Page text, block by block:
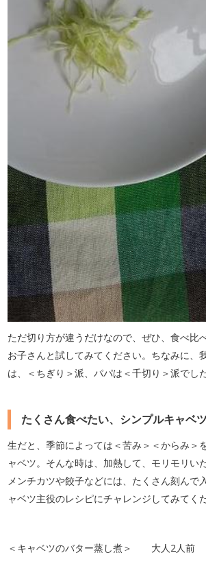
ただ切り方が違うだけなので、ぜひ、食べ比
お子さんと試してみてください。ちなみに、
は、＜ちぎり＞派、パパは＜千切り＞派でした
たくさん食べたい、シンプルキャベ
生だと、季節によっては＜苦み＞＜からみ＞
ャベツ。そんな時は、加熱して、モリモリい
メンチカツや餃子などには、たくさん刻んで
ャベツ主役のレシピにチャレンジしてみてく
＜キャベツのバター蒸し煮＞ 大人2人前